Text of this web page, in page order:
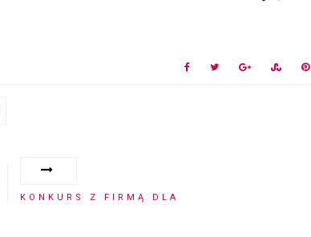
KONKURS Z FIRMĄ DLA